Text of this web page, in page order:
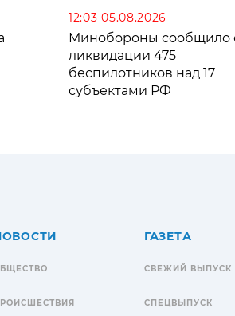
12:03 05.08.2026
Минобороны сообщило
ликвидации 475
беспилотников над 17
субъектами РФ
ГАЗЕТА
СВЕЖИЙ ВЫПУСК
СПЕЦВЫПУСК